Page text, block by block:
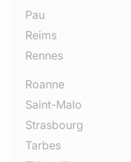
Pau
Reims
Rennes
Roanne
Saint-Malo
Strasbourg
Tarbes